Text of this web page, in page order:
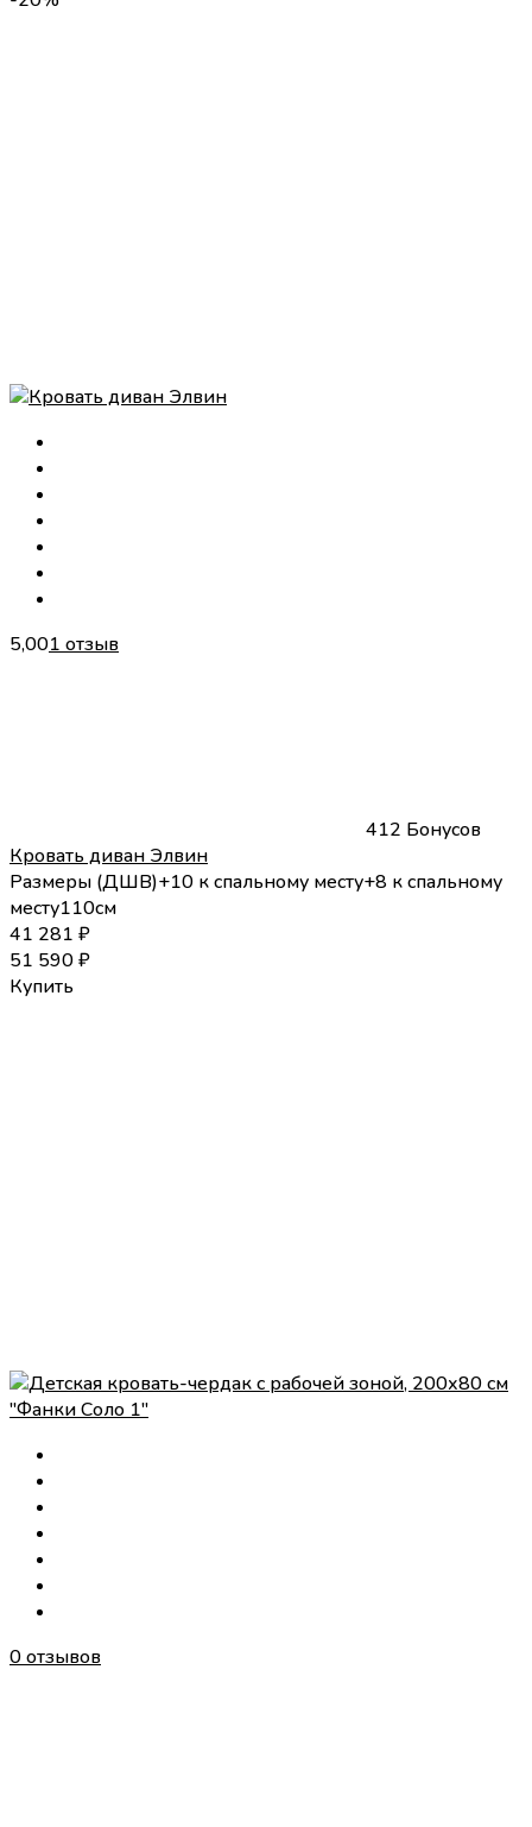
5,001 отзыв
412 Бонусов
Кровать диван Элвин
Размеры (ДШВ)+10 к спальному месту+8 к спальному
месту110см
41 281 ₽
51 590₽
Купить
0 отзывов